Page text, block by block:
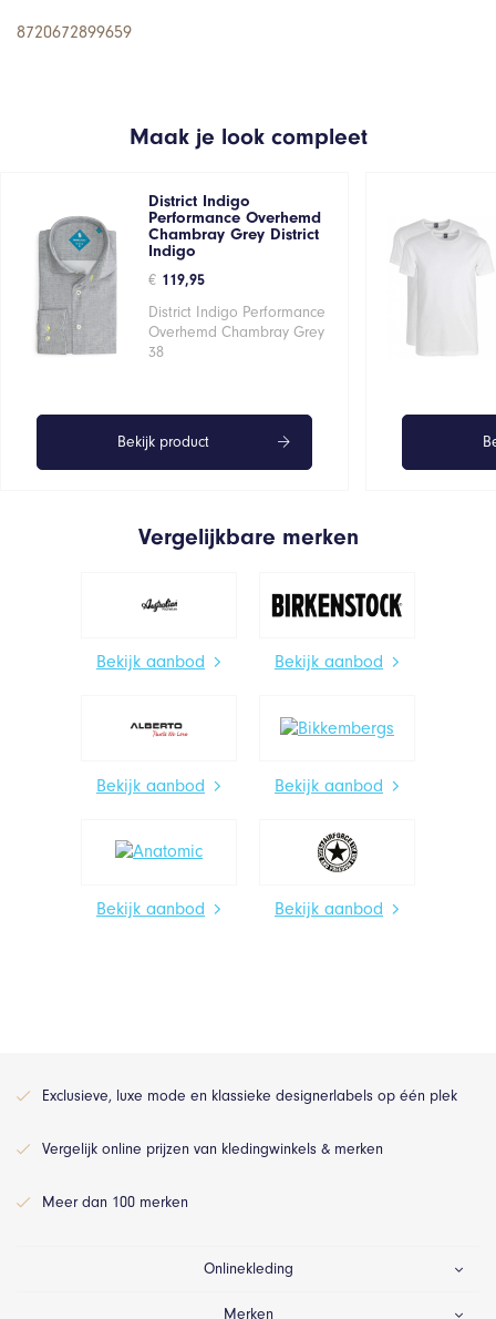
8720672899659
Maak je look compleet
District Indigo
Performance Overhemd
Chambray Grey District
Indigo
€ 119,95
District Indigo Performance
Overhemd Chambray Grey
38
Bekijk product
Vergelijkbare merken
Bekijk aanbod Bekijk aanbod
Bekijk aanbod Bekijk aanbod
Bekijk aanbod Bekijk aanbod
Exclusieve, luxe mode en klassieke designerlabels op één plek
Vergelijk online prijzen van kledingwinkels & merken
Meer dan 100 merken
Onlinekleding
Merken